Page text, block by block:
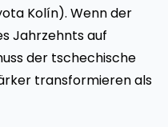
Kolín). Wenn der
Jahrzehnts auf
der tschechische
transformieren als